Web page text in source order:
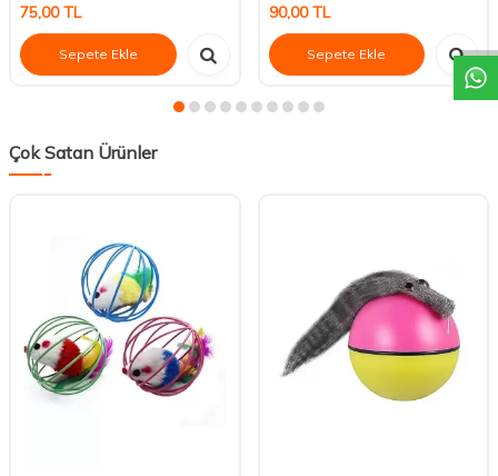
75,00TL
Sepete Ekle
90,00TL
Sepete Ekle
Çok Satan Ürünler